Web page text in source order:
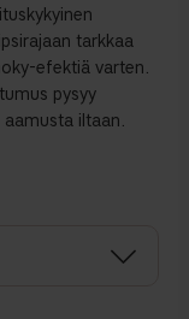
tarkkaa
efektiä varten.
pysyy
iltaan.